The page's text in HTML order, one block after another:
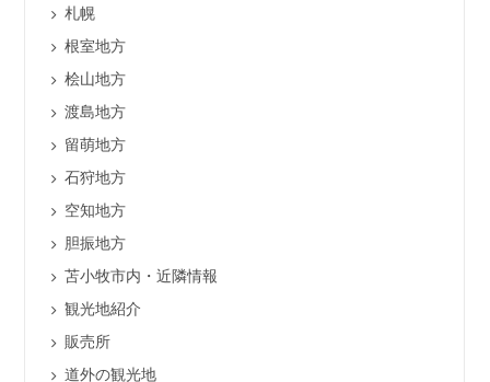
札幌
根室地方
桧山地方
渡島地方
留萌地方
石狩地方
空知地方
胆振地方
苫小牧市内・近隣情報
観光地紹介
販売所
道外の観光地